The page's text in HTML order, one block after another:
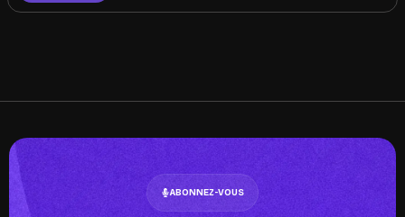
ABONNEZ-VOUS